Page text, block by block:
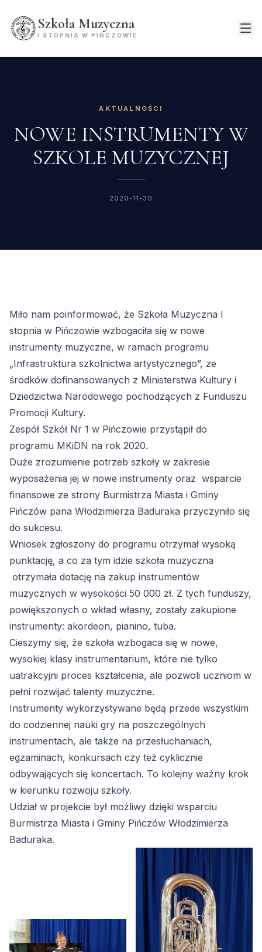
Szkoła Muzyczna
I STOPNIA W PIŃCZOWIE
AKTUALNOŚCI
NOWE INSTRUMENTY W
SZKOLE MUZYCZNEJ
2020-11-30
Miło nam poinformować, że Szkoła Muzyczna I
stopnia w Pińczowie wzbogaciła się w nowe
instrumenty muzyczne, w ramach programu
„Infrastruktura szkolnictwa artystycznego”, ze
środków dofinansowanych z Ministerstwa Kultury i
Dziedzictwa Narodowego pochodzących z Funduszu
Promocji Kultury.
Zespół Szkół Nr 1 w Pińczowie przystąpił do
programu MKiDN na rok 2020.
Duże zrozumienie potrzeb szkoły w zakresie
wyposażenia jej w nowe instrumenty oraz wsparcie
finansowe ze strony Burmistrza Miasta i Gminy
Pińczów pana Włodzimierza Baduraka przyczyniło się
do sukcesu.
Wniosek zgłoszony do programu otrzymał wysoką
punktację, a co za tym idzie szkoła muzyczna
otrzymała dotację na zakup instrumentów
muzycznych w wysokości 50 000 zł. Z tych funduszy,
powiększonych o wkład własny, zostały zakupione
instrumenty: akordeon, pianino, tuba.
Cieszymy się, że szkoła wzbogaca się w nowe,
wysokiej klasy instrumentarium, które nie tylko
uatrakcyjni proces kształcenia, ale pozwoli uczniom w
pełni rozwijać talenty muzyczne.
Instrumenty wykorzystywane będą przede wszystkim
do codziennej nauki gry na poszczególnych
instrumentach, ale także na przesłuchaniach,
egzaminach, konkursach czy też cyklicznie
odbywających się koncertach. To kolejny ważny krok
w kierunku rozwoju szkoły.
Udział w projekcie był możliwy dzięki wsparciu
Burmistrza Miasta i Gminy Pińczów Włodzimierza
Baduraka.